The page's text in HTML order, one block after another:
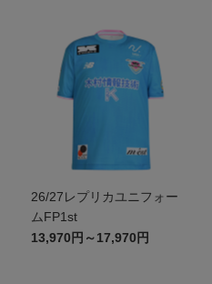
26/27レプリカユニフォー
ムFP1st
13,970円～17,970円